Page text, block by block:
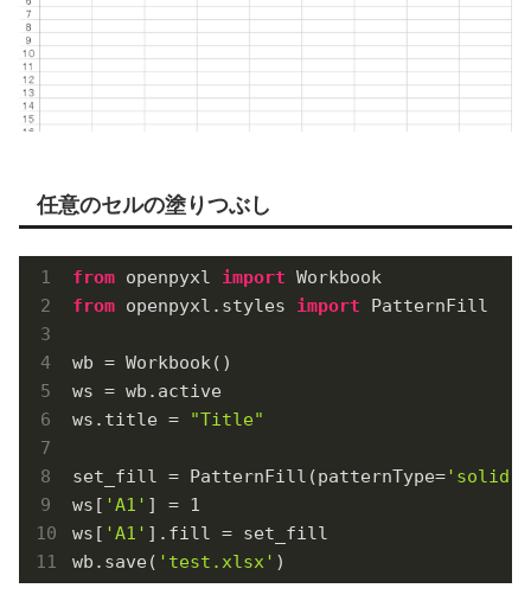
任意のセルの塗りつぶし
from openpyxl import
from openpyxl.styles import PatternFill
wb = Workbook()
ws = wb.active
ws.title =
"Title"
set_fill = PatternFill(patternType='solid'
ws[ 'A1' ] = 1
ws[ 'A1' ].fill = set_fill
wb.save( 'test.xlsx' )